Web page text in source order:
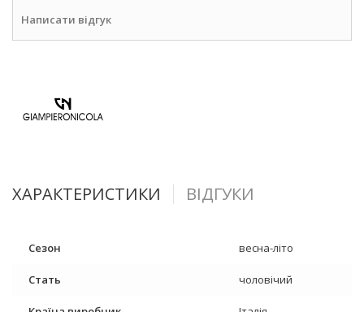
Написати відгук
ХАРАКТЕРИСТИКИ ВІДГУКИ
Сезон весна-літо
Стать чоловічий